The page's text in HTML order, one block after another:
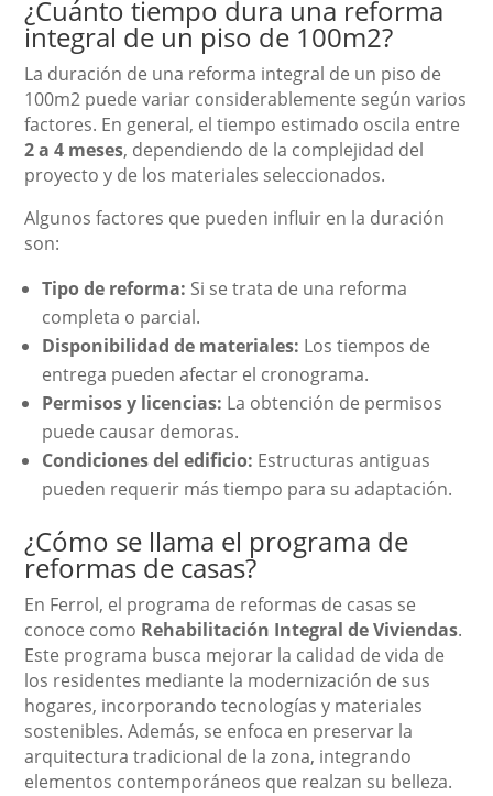
¿Cuánto tiempo dura una reforma
integral de un piso de 100m2?
La duración de una reforma integral de un piso de
100m2 puede variar considerablemente según varios
factores. En general, el tiempo estimado oscila entre
2 a 4 meses, dependiendo de la complejidad del
proyecto y de los materiales seleccionados.
Algunos factores que pueden influir en la duración
son:
Tipo de reforma: Si se trata de una reforma
completa o parcial.
Disponibilidad de materiales: Los tiempos de
entrega pueden afectar el cronograma.
Permisos y licencias: La obtención de permisos
puede causar demoras.
Condiciones del edificio: Estructuras antiguas
pueden requerir más tiempo para su adaptación.
¿Cómo se llama el programa de
reformas de casas?
En Ferrol, el programa de reformas de casas se
conoce como Rehabilitación Integral de Viviendas.
Este programa busca mejorar la calidad de vida de
los residentes mediante la modernización de sus
hogares, incorporando tecnologías y materiales
sostenibles. Además, se enfoca en preservar la
arquitectura tradicional de la zona, integrando
elementos contemporáneos que realzan su belleza.